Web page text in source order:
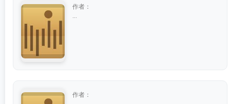
作者：
作者：